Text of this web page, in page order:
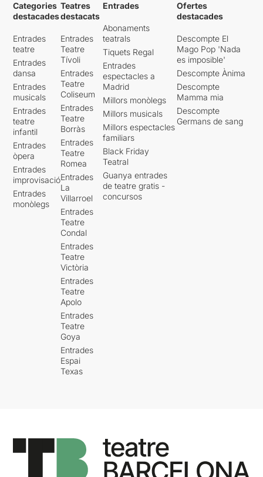
Categories
destacades
Entrades
teatre
Entrades
dansa
Entrades
musicals
Entrades
teatre
infantil
Entrades
òpera
Entrades
improvisació
Entrades
monòlegs
Teatres
destacats
Entrades
Teatre
Tívoli
Entrades
Teatre
Coliseum
Entrades
Teatre
Borràs
Entrades
Teatre
Romea
Entrades
La
Villarroel
Entrades
Teatre
Condal
Entrades
Teatre
Victòria
Entrades
Teatre
Apolo
Entrades
Teatre
Goya
Entrades
Espai
Texas
Entrades
Abonaments
teatrals
Tiquets Regal
Entrades
espectacles a
Madrid
Millors monòlegs
Millors musicals
Millors espectacles
familiars
Black Friday
Teatral
Guanya entrades
de teatre gratis -
concursos
Ofertes
destacades
Descompte El
Mago Pop 'Nada
es imposible'
Descompte Ànima
Descompte
Mamma mia
Descompte
Germans de sang